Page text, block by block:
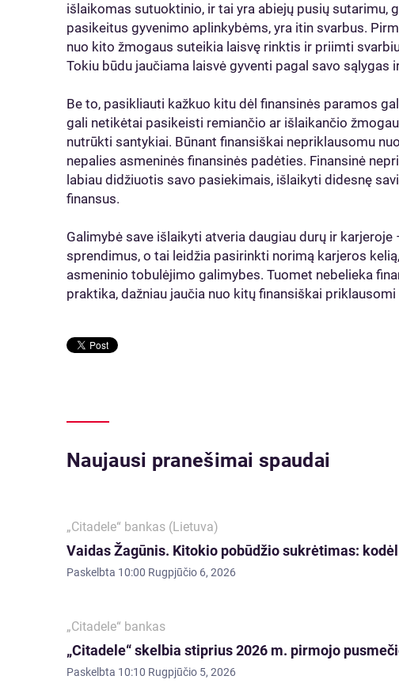
išlaikomas sutuoktinio, ir tai yra abiejų pusių sutarimu,
pasikeitus gyvenimo aplinkybėms, yra itin svarbus.
nuo kito žmogaus suteikia laisvę rinktis ir priimti
Tokiu būdu jaučiama laisvė gyventi pagal savo sąlygas
Be to, pasikliauti kažkuo kitu dėl finansinės paramos
gali netikėtai pasikeisti remiančio ar išlaikančio
nutrūkti santykiai. Būnant finansiškai nepriklausomu
nepalies asmeninės finansinės padėties. Finansinė
labiau didžiuotis savo pasiekimais, išlaikyti didesnę
finansus.
Galimybė save išlaikyti atveria daugiau durų ir
sprendimus, o tai leidžia pasirinkti norimą karjeros
asmeninio tobulėjimo galimybes. Tuomet nebelieka
praktika, dažniau jaučia nuo kitų finansiškai priklausomi
Naujausi pranešimai spaudai
„Citadele“ bankas (Lietuva)
Vaidas Žagūnis. Kitokio pobūdžio sukrėtimas:
Paskelbta 10:00 Rugpjūčio 6, 2026
„Citadele“ bankas
„Citadele“ skelbia stiprius 2026 m. pirmojo
Paskelbta 10:10 Rugpjūčio 5, 2026